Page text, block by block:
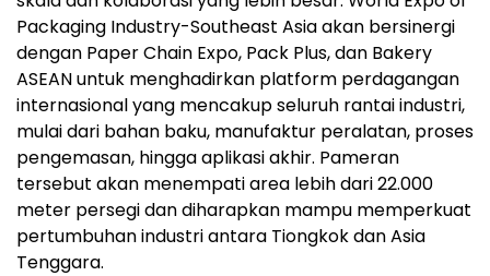
Packaging Industry-Southeast Asia akan bersinergi
dengan Paper Chain Expo, Pack Plus, dan Bakery
ASEAN untuk menghadirkan platform perdagangan
internasional yang mencakup seluruh rantai industri,
mulai dari bahan baku, manufaktur peralatan, proses
pengemasan, hingga aplikasi akhir. Pameran
tersebut akan menempati area lebih dari 22.000
meter persegi dan diharapkan mampu memperkuat
pertumbuhan industri antara Tiongkok dan Asia
Tenggara.